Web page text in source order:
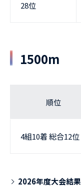
28位
1500m
順位
4組10着 総合12位
2026年度大会結果